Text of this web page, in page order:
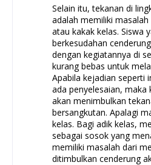
Selain itu, tekanan di
adalah memiliki
atau kakak kelas. Siswa
berkesudahan
dengan kegiatannya di
kurang bebas untuk
Apabila kejadian seperti
ada penyelesaian,
akan menimbulkan
bersangkutan. Apalagi
kelas. Bagi adik kelas,
sebagai sosok yang
memiliki masalah dari
ditimbulkan cenderung